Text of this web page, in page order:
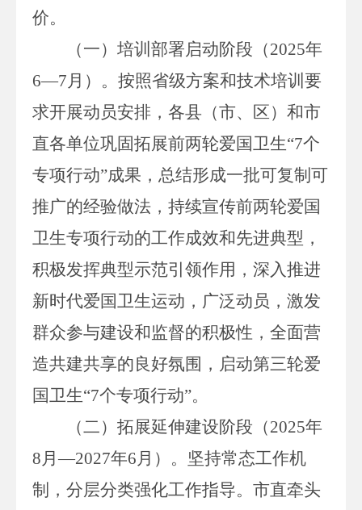
价。
（一）培训部署启动阶段（2025年
6—7月）。 按照省级方案和技术培训要
求开展动员安排，各县（市、区） 和市
直各单位巩固拓展前两轮爱国卫生“7个
专项行动”成果，总结形成一批可复制可
推广的经验做法，持续宣传前两轮爱国
卫生专项行动的工作成效和先进典型，
积极发挥典型示范引领作用，深入推进
新时代爱国卫生运动，广泛动员，激发
群众参与建设和监督的积极性，全面营
造共建共享的良好氛围，启动第三轮爱
国卫生“7个专项行动”。
（二） 拓展延伸建设阶段 （2025年
8月—2027年6月）。 坚持常态工作机
制， 分层分类强化工作指导。市直牵头